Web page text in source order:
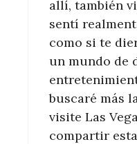
allí, también
sentí
como si te
un mundo de
buscaré más
visite Las
compartir